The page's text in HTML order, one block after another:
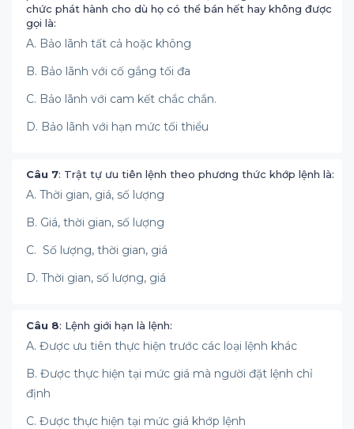
chức phát hành cho dù họ có thể bán hết hay không được
gọi là:
A. Bảo lãnh tất cả hoặc không
B. Bảo lãnh với cố gắng tối đa
C. Bảo lãnh với cam kết chắc chắn.
D. Bảo lãnh với hạn mức tối thiểu
Câu 7: Trật tự ưu tiên lệnh theo phương thức khớp lệnh là:
A. Thời gian, giá, số lượng
B. Giá, thời gian, số lượng
C. Số lượng, thời gian, giá
D. Thời gian, số lượng, giá
Câu 8: Lệnh giới hạn là lệnh:
A. Được ưu tiên thực hiện trước các loại lệnh khác
B. Được thực hiện tại mức giá mà người đặt lệnh chỉ
định
C. Được thực hiện tại mức giá khớp lệnh